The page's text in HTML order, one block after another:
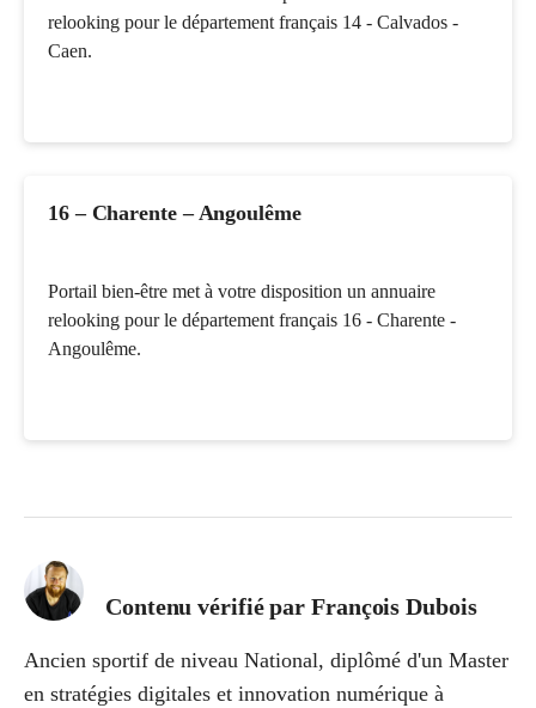
relooking pour le département français 14 - Calvados -
Caen.
16 – Charente – Angoulême
Portail bien-être met à votre disposition un annuaire
relooking pour le département français 16 - Charente -
Angoulême.
Contenu vérifié par François Dubois
Ancien sportif de niveau National, diplômé d'un Master
en stratégies digitales et innovation numérique à